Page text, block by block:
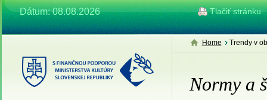
Dátum: 08.08.2026 Tlačiť stránku
Home Trendy v
Normy a